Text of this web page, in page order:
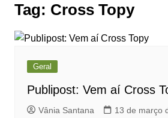
Tag: Cross Topy
Geral
Publipost: Vem aí Cross
Vânia Santana 13 de março